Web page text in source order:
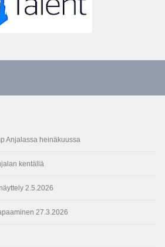
Anjalassa heinäkuussa
kentällä
2.5.2026
27.3.2026